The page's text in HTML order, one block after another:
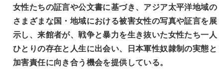
女性たちの証言や公文書に基づき、アジア太平洋地域の
さまざまな国・地域における被害女性の写真や証言を展
示し、来館者が、戦争と暴力を生き抜いた女性たち一人
ひとりの存在と人生に出会い、日本軍性奴隷制の実態と
加害責任に向き合う機会を提供している。